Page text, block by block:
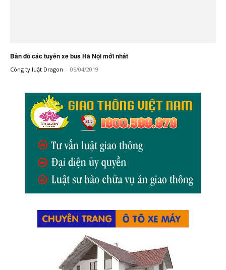
Bản đồ các tuyến xe bus Hà Nội mới nhất
Công ty luật Dragon - 05/04/2019